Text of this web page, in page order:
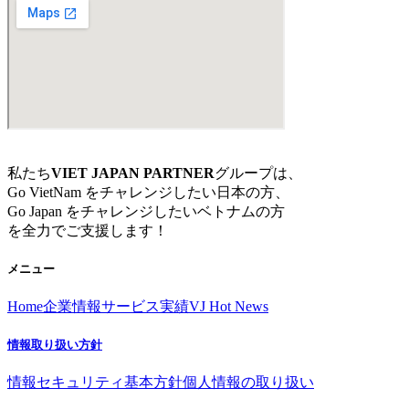
私たちVIET JAPAN PARTNERグループは、
Go VietNam をチャレンジしたい日本の方、
Go Japan をチャレンジしたいベトナムの方
を全力でご支援します！
メニュー
Home企業情報サービス実績VJ Hot News
情報取り扱い方針
情報セキュリティ基本方針個人情報の取り扱い